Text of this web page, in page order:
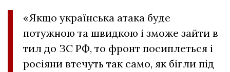
«Якщо українська атака буде
потужною та швидкою і зможе зайти в
тил до ЗС РФ, то фронт посиплеться і
росіяни втечуть так само, як бігли під